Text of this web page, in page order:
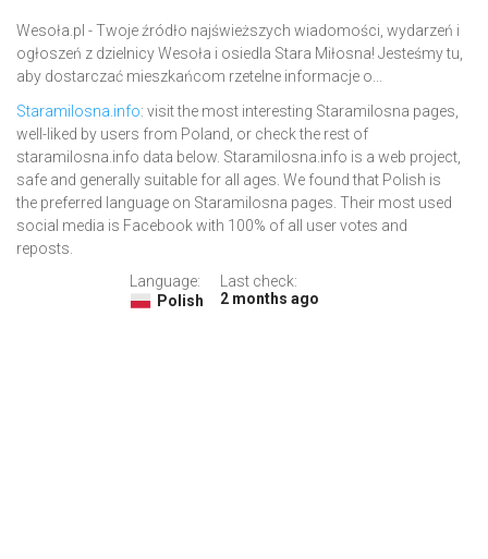
Wesoła.pl - Twoje źródło najświeższych wiadomości, wydarzeń i
ogłoszeń z dzielnicy Wesoła i osiedla Stara Miłosna! Jesteśmy tu,
aby dostarczać mieszkańcom rzetelne informacje o...
Staramilosna.info: visit the most interesting Staramilosna pages,
well-liked by users from Poland, or check the rest of
staramilosna.info data below. Staramilosna.info is a web project,
safe and generally suitable for all ages. We found that Polish is
the preferred language on Staramilosna pages. Their most used
social media is Facebook with 100% of all user votes and
reposts.
Language:
Polish
Last check:
2 months ago